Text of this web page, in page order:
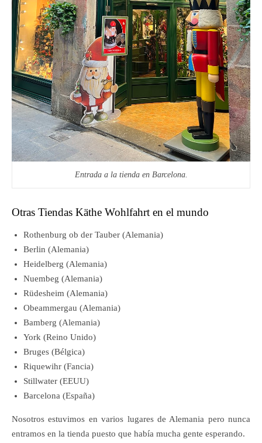
Entrada a la tienda en Barcelona.
Otras Tiendas Käthe Wohlfahrt en el mundo
Rothenburg ob der Tauber (Alemania)
Berlin (Alemania)
Heidelberg (Alemania)
Nuembeg (Alemania)
Rüdesheim (Alemania)
Obeammergau (Alemania)
Bamberg (Alemania)
York (Reino Unido)
Bruges (Bélgica)
Riquewihr (Fancia)
Stillwater (EEUU)
Barcelona (España)
Nosotros estuvimos en varios lugares de Alemania pero nunca
entramos en la tienda puesto que había mucha gente esperando.